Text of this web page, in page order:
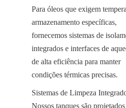
Para óleos que exigem
armazenamento específicas,
fornecemos sistemas de
integrados e interfaces de
de alta eficiência para manter
condições térmicas precisas.
Sistemas de Limpeza
Nossos tanques são